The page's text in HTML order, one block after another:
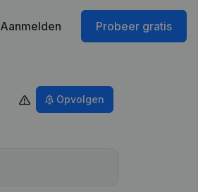
Aanmelden Probeer gratis
Opvolgen